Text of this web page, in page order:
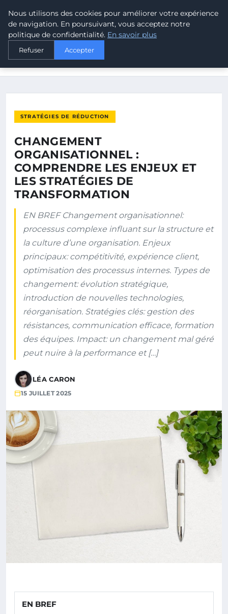
MALTA CLIMATE
ACCUEIL
CHANGEMENT ORGANISATIONNEL : COMPRENDRE LES ENJEUX
STRATÉGIES DE RÉDUCTION
CHANGEMENT
ORGANISATIONNEL :
COMPRENDRE LES ENJEUX ET
LES STRATÉGIES DE
TRANSFORMATION
EN BREF Changement organisationnel:
processus complexe influant sur la structure et
la culture d’une organisation. Enjeux
principaux: compétitivité, expérience client,
optimisation des processus internes. Types de
changement: évolution stratégique,
introduction de nouvelles technologies,
réorganisation. Stratégies clés: gestion des
résistances, communication efficace, formation
des équipes. Impact: un changement mal géré
peut nuire à la performance et […]
LÉA CARON
15 JUILLET 2025
EN BREF
Nous utilisons des cookies pour améliorer votre expérience
de navigation. En poursuivant, vous acceptez notre
politique de confidentialité. En savoir plus
Refuser Accepter